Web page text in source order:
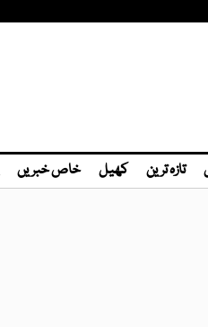
تازہ ترین کھیل خاص خبریں